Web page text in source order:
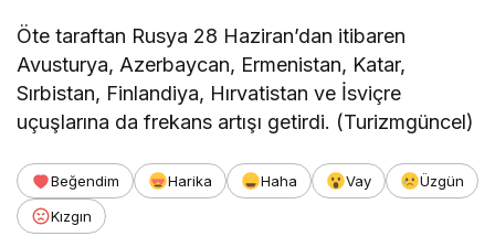
Öte taraftan Rusya 28 Haziran’dan itibaren
Avusturya, Azerbaycan, Ermenistan, Katar,
Sırbistan, Finlandiya, Hırvatistan ve İsviçre
uçuşlarına da frekans artışı getirdi. (Turizmgüncel)
Beğendim Harika Haha Vay
Üzgün
Kızgın